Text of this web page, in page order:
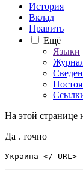
История
Вклад
Править
Ещё
Языки
На этой странице
Да . точно